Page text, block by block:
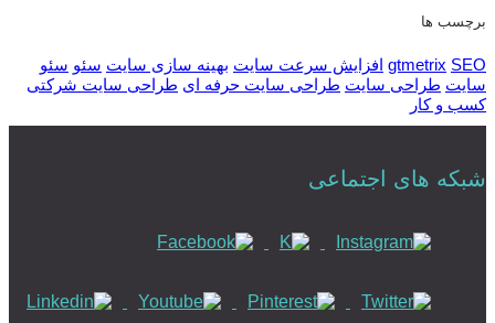
برچسب ها
gtmetrix SEO افزایش سرعت سایت بهینه سازی سایت سئو سئو
سایت طراحی سایت طراحی سایت حرفه ای طراحی سایت شرکتی
کسب و کار
شبکه های اجتماعی